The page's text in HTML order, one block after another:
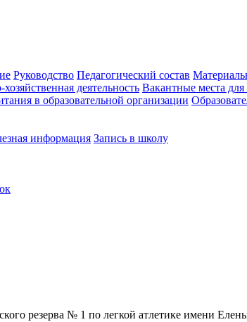
Руководство Педагогический состав
деятельность Вакантные места
в образовательной организации
информация Запись в школу
резерва № 1 по легкой атлетике имени